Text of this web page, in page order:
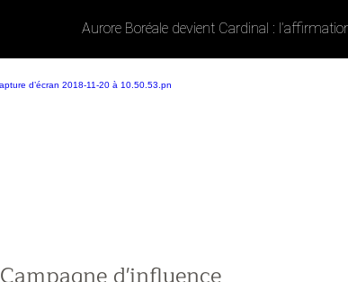
Aurore Boréale devient Cardinal :